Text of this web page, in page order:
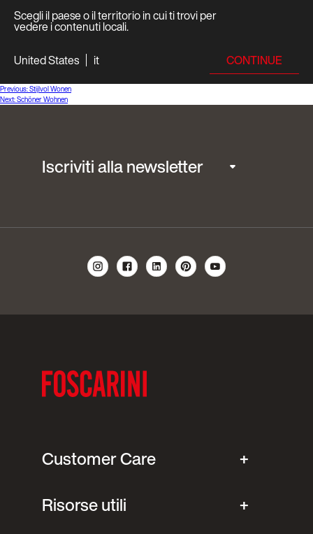
Scegli il paese o il territorio in cui ti trovi per
vedere i contenuti locali.
United States
it CONTINUE
Navigazione
articoli
Previous:Stijlvol Wonen
Next:Schöner Wohnen
Iscriviti alla newsletter
Customer Care
Risorse utili